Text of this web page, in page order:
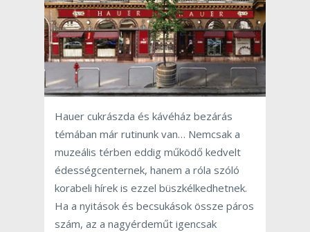
Hauer cukrászda és kávéház bezárás
témában már rutinunk van… Nemcsak a
muzeális térben eddig működő kedvelt
édességcenternek, hanem a róla szóló
korabeli hírek is ezzel büszkélkedhetnek.
Ha a nyitások és becsukások össze páros
szám, az a nagyérdeműt igencsak